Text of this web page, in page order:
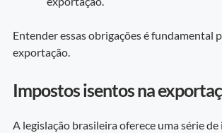
Entender essas obrigações é fundamental
exportação.
Impostos isentos na
A legislação brasileira oferece uma série